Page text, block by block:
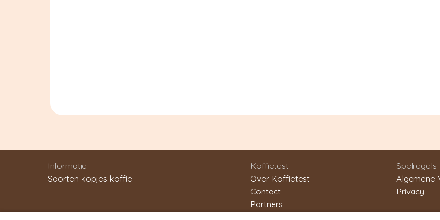
Informatie
Soorten kopjes koffie
Koffietest
Over Koffietest
Contact
Partners
Spelregels
Algemene
Privacy